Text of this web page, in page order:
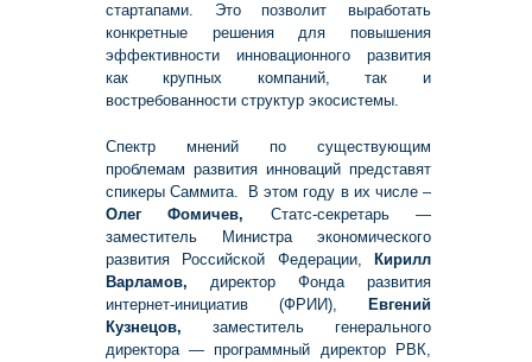
стартапами. Это позволит выработать
конкретные решения для повышения
эффективности инновационного развития
как крупных компаний, так и
востребованности структур экосистемы.
Спектр мнений по существующим
проблемам развития инноваций представят
спикеры Саммита. В этом году в их числе –
Олег Фомичев, Статс-секретарь —
заместитель Министра экономического
развития Российской Федерации,
Кирилл
Варламов, директор Фонда развития
интернет-инициатив (ФРИИ),
Евгений
Кузнецов, заместитель генерального
директора — программный директор РВК,